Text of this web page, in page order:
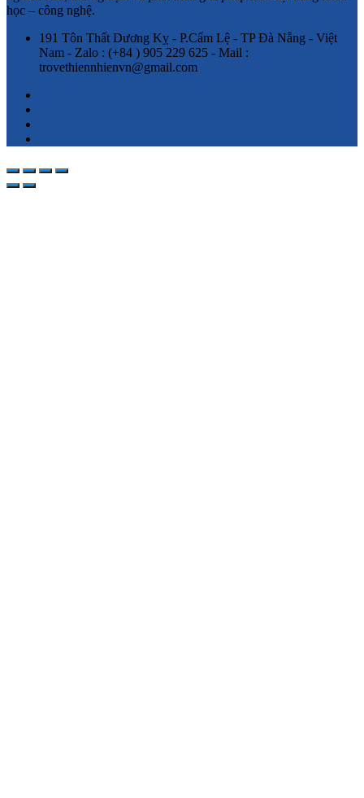
học – công nghệ.
191 Tôn Thất Dương Kỵ - P.Cẩm Lệ - TP Đà Nẵng - Việt
Nam - Zalo : (+84 ) 905 229 625 - Mail :
trovethiennhienvn@gmail.com